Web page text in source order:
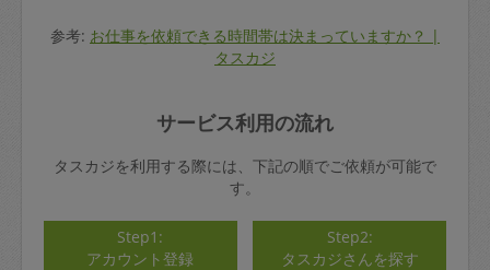
参考: お仕事を依頼できる時間帯は決まっていますか？ |
タスカジ
サービス利用の流れ
タスカジを利用する際には、下記の順でご依頼が可能で
す。
Step1:
アカウント登録
Step2:
タスカジさんを探す